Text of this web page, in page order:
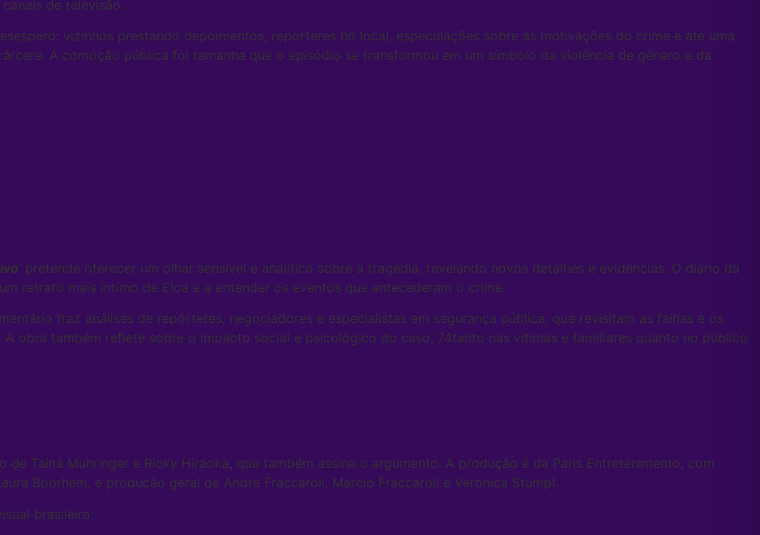
de televisão.
vizinhos prestando depoimentos, repórteres no local, especulações sobre as motivações do crime e até uma
A comoção pública foi tamanha que o episódio se transformou em um símbolo da violência de gênero e da
‘ pretende oferecer um olhar sensível e analítico sobre a tragédia, revelando novos detalhes e evidências. O diário da
retrato mais íntimo de Eloá e a entender os eventos que antecederam o crime.
traz análises de repórteres, negociadores e especialistas em segurança pública, que revisitam as falhas e os
obra também reflete sobre o impacto social e psicológico do caso, 74tanto nas vítimas e familiares quanto no público
Tainá Muhringer e Ricky Hiraoka, que também assina o argumento. A produção é da Paris Entretenimento, com
Boorhem, e produção geral de Andre Fraccaroli, Marcio Fraccaroli e Veronica Stumpf.
brasileiro: